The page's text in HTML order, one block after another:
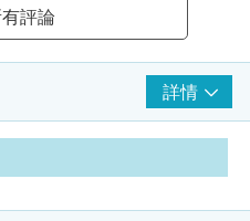
評論
詳情